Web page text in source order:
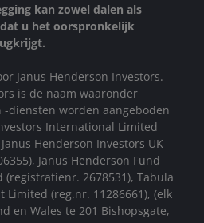
kan zowel dalen als
u het oorspronkelijk
Janus Henderson Investors.
is de naam waaronder
diensten worden aangeboden
International Limited
Henderson Investors UK
Janus Henderson Fund
(registratienr. 2678531), Tabula
Limited (reg.nr. 11286661), (elk
en Wales te 201 Bishopsgate,